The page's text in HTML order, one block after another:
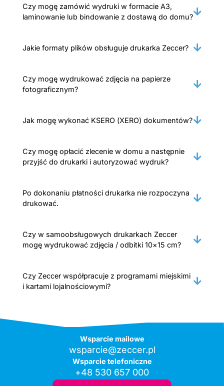
Czy mogę zamówić wydruki w formacie A3,
laminowanie lub bindowanie z dostawą do domu?
Jakie formaty plików obsługuje drukarka Zeccer?
Czy mogę wydrukować zdjęcia na papierze
fotograficznym?
Jak mogę wykonać KSERO (XERO) dokumentów?
Czy mogę opłacić zlecenie w domu a następnie
przyjść do drukarki i autoryzować wydruk?
Po dokonaniu płatności drukarka nie rozpoczyna
drukować.
Czy w samoobsługowych drukarkach Zeccer
mogę wydrukować zdjęcia / odbitki 10×15 cm?
Czy Zeccer współpracuje z programami miejskimi
i kartami lojalnościowymi?
Wsparcie mailowe
wsparcie@zeccer.pl
Wsparcie telefoniczne
+48 530 657 000